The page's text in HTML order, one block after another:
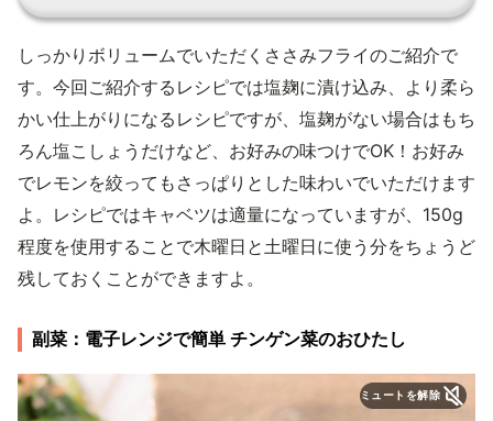
しっかりボリュームでいただくささみフライのご紹介で
す。今回ご紹介するレシピでは塩麹に漬け込み、より柔ら
かい仕上がりになるレシピですが、塩麹がない場合はもち
ろん塩こしょうだけなど、お好みの味つけでOK！お好み
でレモンを絞ってもさっぱりとした味わいでいただけます
よ。レシピではキャベツは適量になっていますが、150g
程度を使用することで木曜日と土曜日に使う分をちょうど
残しておくことができますよ。
副菜：電子レンジで簡単 チンゲン菜のおひたし
ミュートを解除